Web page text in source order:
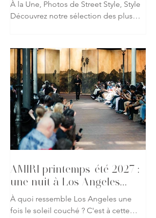
À la Une, Photos de Street Style, Style
Découvrez notre sélection des plus
de la Fashion Week de Paris. Fidèle à
l'univers imaginé par Mike Amiri, les
invités ont revisité les codes du
glamour californien à travers des
silhouettes mêlant tailoring
décontracté, cuir, denim et détails
précieux. Une galerie qui capture
l'atmosphère du défilé et l'élégance
des invités présents pour l'un des
AMIRI printemps-été 2027 :
une nuit à Los Angeles
s'invite à Paris
À quoi ressemble Los Angeles une
fois le soleil couché ? C'est à cette